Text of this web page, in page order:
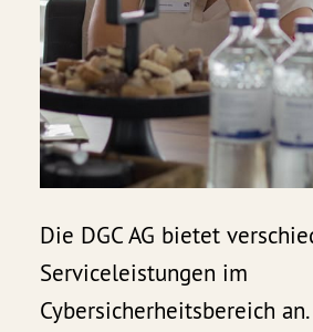
Die DGC AG bietet
Serviceleistungen im
Cybersicherheitsbereich